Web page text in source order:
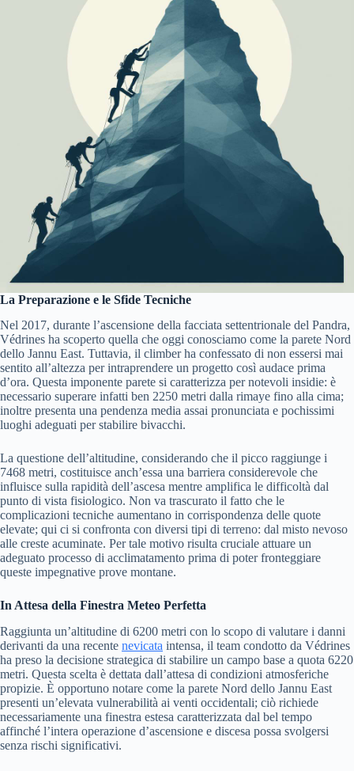
La Preparazione e le Sfide Tecniche
Nel 2017, durante l’ascensione della facciata settentrionale del Pandra,
Védrines ha scoperto quella che oggi conosciamo come la parete Nord
dello Jannu East. Tuttavia, il climber ha confessato di non essersi mai
sentito all’altezza per intraprendere un progetto così audace prima
d’ora. Questa imponente parete si caratterizza per notevoli insidie: è
necessario superare infatti ben 2250 metri dalla rimaye fino alla cima;
inoltre presenta una pendenza media assai pronunciata e pochissimi
luoghi adeguati per stabilire bivacchi.
La questione dell’altitudine, considerando che il picco raggiunge i
7468 metri, costituisce anch’essa una barriera considerevole che
influisce sulla rapidità dell’ascesa mentre amplifica le difficoltà dal
punto di vista fisiologico. Non va trascurato il fatto che le
complicazioni tecniche aumentano in corrispondenza delle quote
elevate; qui ci si confronta con diversi tipi di terreno: dal misto nevoso
alle creste acuminate. Per tale motivo risulta cruciale attuare un
adeguato processo di acclimatamento prima di poter fronteggiare
queste impegnative prove montane.
In Attesa della Finestra Meteo Perfetta
Raggiunta un’altitudine di 6200 metri con lo scopo di valutare i danni
derivanti da una recente nevicata intensa, il team condotto da Védrines
ha preso la decisione strategica di stabilire un campo base a quota 6220
metri. Questa scelta è dettata dall’attesa di condizioni atmosferiche
propizie. È opportuno notare come la parete Nord dello Jannu East
presenti un’elevata vulnerabilità ai venti occidentali; ciò richiede
necessariamente una finestra estesa caratterizzata dal bel tempo
affinché l’intera operazione d’ascensione e discesa possa svolgersi
senza rischi significativi.